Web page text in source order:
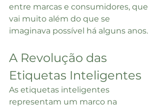
entre marcas e consumidores, que
vai muito além do que se
imaginava possível há alguns anos.
A Revolução das
Etiquetas Inteligentes
As etiquetas inteligentes
representam um marco na